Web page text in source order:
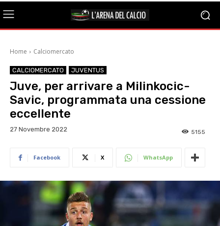
Home Calciomercato
CALCIOMERCATO JUVENTUS
Juve, per arrivare a Milinkocic-
Savic, programmata una cessione
eccellente
27 Novembre 2022 5155
Facebook X WhatsApp